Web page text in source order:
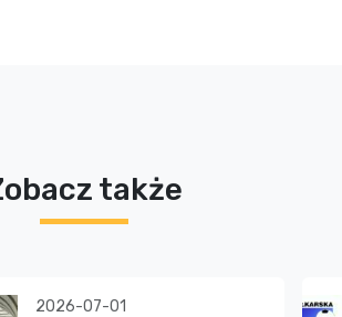
także
2026-07-01